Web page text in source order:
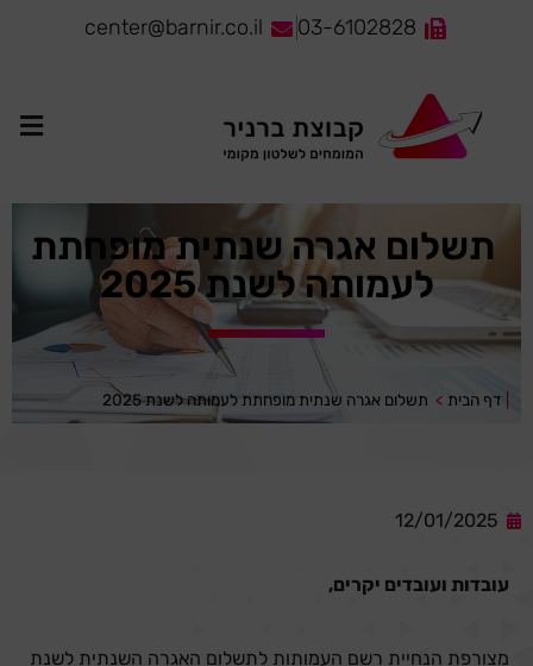
03-6102828
center@barnir.co.il
תשלום אגרה שנתית מופחתת
לעמותה לשנת 2025
דף הבית > תשלום אגרה שנתית מופחתת לעמותה לשנת 2025
12/01/2025
עובדות ועובדים יקרים,
מצורפת הנחיית רשם העמותות לתשלום האגרה השנתית לשנת